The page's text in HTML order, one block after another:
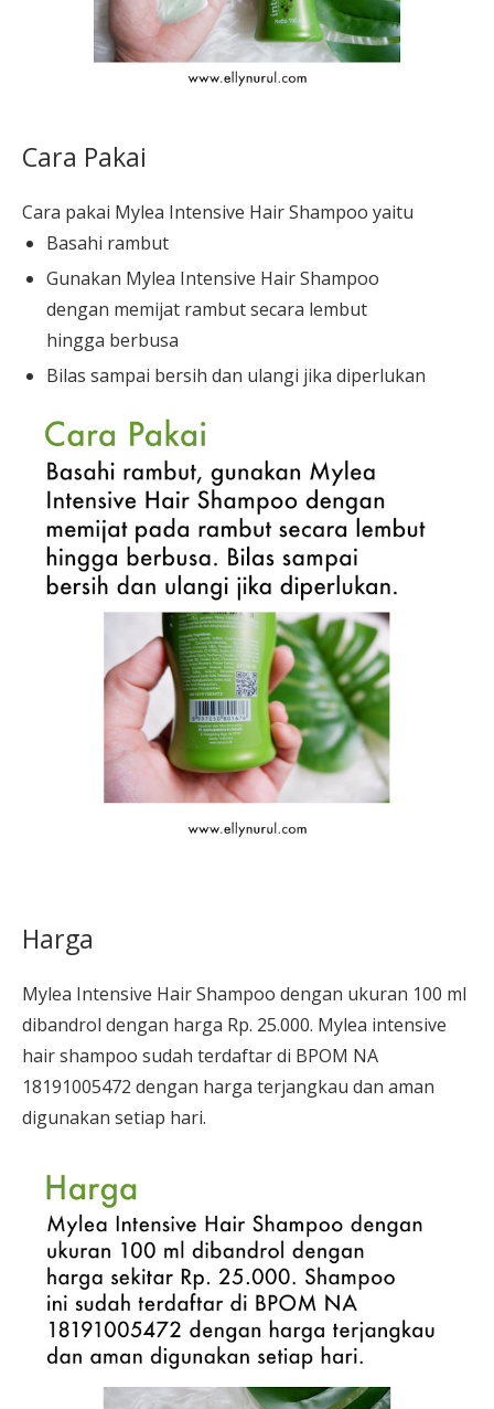
Cara Pakai
Cara pakai Mylea Intensive Hair Shampoo yaitu
Basahi rambut
Gunakan Mylea Intensive Hair Shampoo
dengan memijat rambut secara lembut
hingga berbusa
Bilas sampai bersih dan ulangi jika diperlukan
Harga
Mylea Intensive Hair Shampoo dengan ukuran 100 ml
dibandrol dengan harga Rp. 25.000. Mylea intensive
hair shampoo sudah terdaftar di BPOM NA
18191005472 dengan harga terjangkau dan aman
digunakan setiap hari.